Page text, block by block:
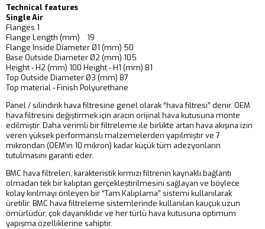
Technical features
Single Air
Flanges 1
Flange Length (mm) 19
Flange Inside Diameter Ø1 (mm) 50
Base Outside Diameter Ø2 (mm) 105
Height - H2 (mm) 100 Height - H1 (mm) 81
Top Outside Diameter Ø3 (mm) 87
Top material - Finish Polyurethane
Panel / silindirik hava filtresine genel olarak “hava filtresi” denir. OEM
hava filtresini değiştirmek için aracın orijinal hava kutusuna monte
edilmiştir. Daha verimli bir filtreleme ile birlikte artan hava akışına izin
veren yüksek performanslı malzemelerden yapılmıştır ve 7
mikrondan (OEM’in 10 mikron) kadar küçük tüm adezyonların
tutulmasını garanti eder.
BMC hava filtreleri, karakteristik kırmızı filtrenin kaynaklı bağlantı
olmadan tek bir kalıptan gerçekleştirilmesini sağlayan ve böylece
kolay kırılmayı önleyen bir “Tam Kalıplama” sistemi kullanılarak
üretilir. BMC hava filtreleme sistemlerinde kullanılan kauçuk uzun
ömürlüdür, çok dayanıklıdır ve her türlü hava kutusuna optimum
yapışma özelliklerine sahiptir.